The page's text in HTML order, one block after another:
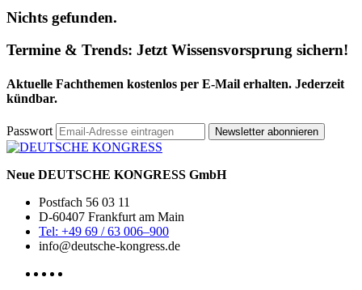
Nichts gefunden.
Termine & Trends: Jetzt Wissensvorsprung sichern!
Aktuelle Fachthemen kostenlos per E-Mail erhalten. Jederzeit
kündbar.
Passwort Newsletter abonnieren
Neue DEUTSCHE KONGRESS GmbH
Postfach 56 03 11
D-60407 Frankfurt am Main
Tel: +49 69 / 63 006–900
info@deutsche-kongress.de